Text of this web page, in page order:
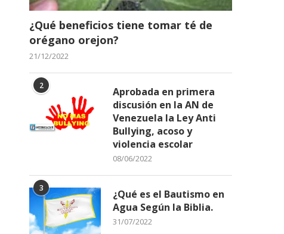
INAMEH Condiciones Climáticas
para este 13 de Enero...
13/01/2026
La inglesa Jane Goodall
en el estudio...
¿Qué beneficios tiene tomar té de
orégano orejon?
21/12/2022
2
Aprobada en primera
discusión en la AN de
Venezuela la Ley Anti
Bullying, acoso y
violencia escolar
08/06/2022
3
¿Qué es el Bautismo en
Agua Según la Biblia.
31/07/2022